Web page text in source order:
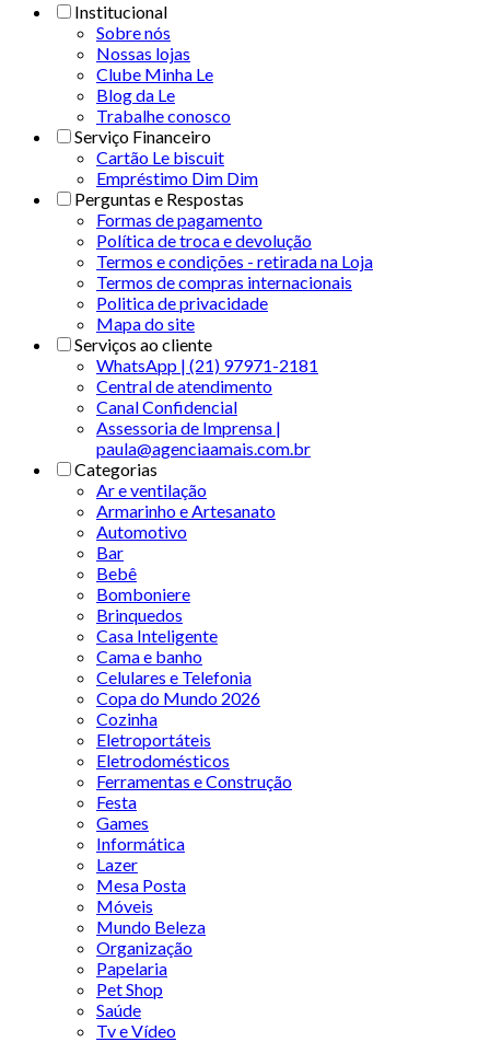
Institucional
Sobre nós
Nossas lojas
Clube Minha Le
Blog da Le
Trabalhe conosco
Serviço Financeiro
Cartão Le biscuit
Empréstimo Dim Dim
Perguntas e Respostas
Formas de pagamento
Política de troca e devolução
Termos e condições - retirada na Loja
Termos de compras internacionais
Politica de privacidade
Mapa do site
Serviços ao cliente
WhatsApp | (21) 97971-2181
Central de atendimento
Canal Confidencial
Assessoria de Imprensa |
paula@agenciaamais.com.br
Categorias
Ar e ventilação
Armarinho e Artesanato
Automotivo
Bar
Bebê
Bomboniere
Brinquedos
Casa Inteligente
Cama e banho
Celulares e Telefonia
Copa do Mundo 2026
Cozinha
Eletroportáteis
Eletrodomésticos
Ferramentas e Construção
Festa
Games
Informática
Lazer
Mesa Posta
Móveis
Mundo Beleza
Organização
Papelaria
Pet Shop
Saúde
Tv e Vídeo